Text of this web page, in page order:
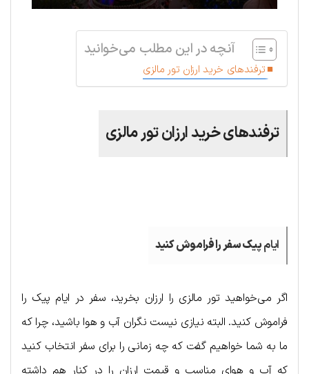
آنچه در این مطلب می‌خوانید
ترفندهای خرید ارزان تور مالزی
ترفندهای خرید ارزان تور مالزی
ایامپیک سفر را فراموش کنید
اگر می‌خواهید تور مالزی را ارزان بخرید، سفر در ایام پیک را
فراموش کنید. البته نیازی نیست نگران آب و هوا باشید، چرا که
ما به شما خواهیم گفت که چه زمانی را برای سفر انتخاب کنید
که آب و هوای مناسب و قیمت ارزان را در کنار هم داشته